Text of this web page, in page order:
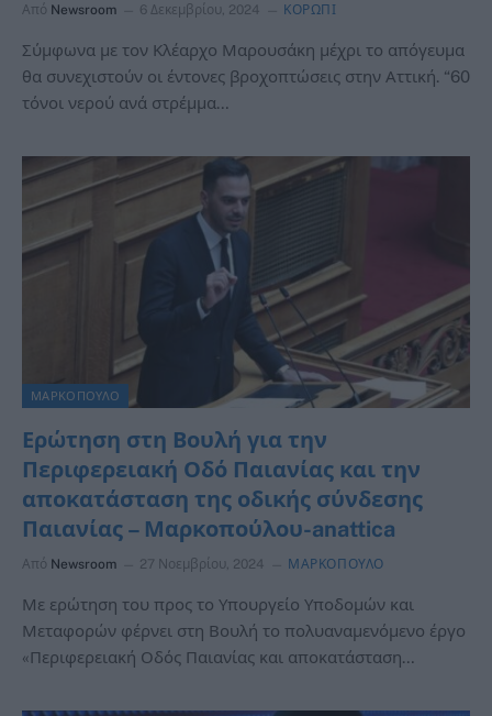
Από Newsroom 6 Δεκεμβρίου, 2024 ΚΟΡΩΠΙ
Σύμφωνα με τον Κλέαρχο Μαρουσάκη μέχρι το απόγευμα
θα συνεχιστούν οι έντονες βροχοπτώσεις στην Αττική. “60
τόνοι νερού ανά στρέμμα…
ΜΑΡΚΟΠΟΥΛΟ
Ερώτηση στη Βουλή για την
Περιφερειακή Οδό Παιανίας και την
αποκατάσταση της οδικής σύνδεσης
Παιανίας – Μαρκοπούλου-anattica
Από Newsroom 27 Νοεμβρίου, 2024 ΜΑΡΚΟΠΟΥΛΟ
Με ερώτηση του προς το Υπουργείο Υποδομών και
Μεταφορών φέρνει στη Βουλή το πολυαναμενόμενο έργο
«Περιφερειακή Οδός Παιανίας και αποκατάσταση…